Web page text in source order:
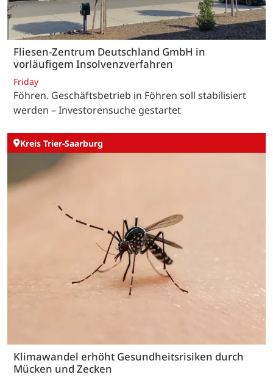
Fliesen-Zentrum Deutschland GmbH in
vorläufigem Insolvenzverfahren
Friday
Föhren. Geschäftsbetrieb in Föhren soll stabilisiert
werden – Investorensuche gestartet
Kreis Trier-Saarburg
Klimawandel erhöht Gesundheitsrisiken durch
Mücken und Zecken